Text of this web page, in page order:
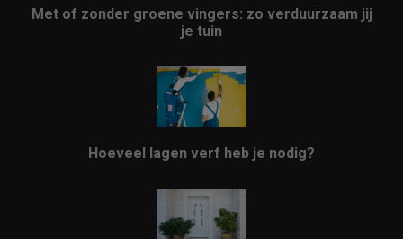
Met of zonder groene vingers: zo verduurzaam jij
je tuin
Hoeveel lagen verf heb je nodig?